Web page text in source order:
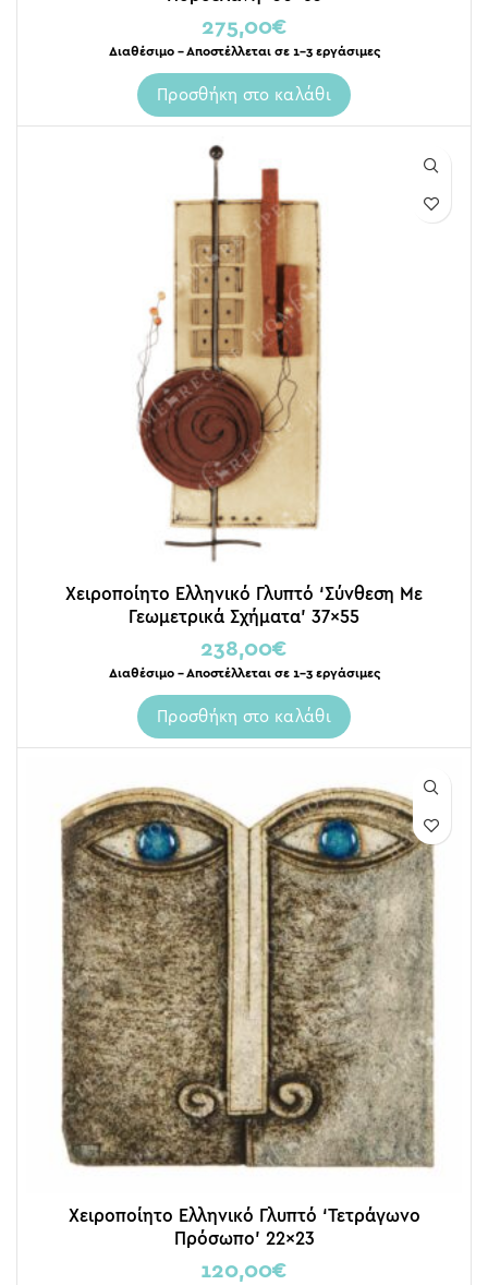
275,00€
Διαθέσιμο – Αποστέλλεται σε 1-3 εργάσιμες
Προσθήκη στο καλάθι
Χειροποίητο Ελληνικό Γλυπτό ‘Σύνθεση Με
Γεωμετρικά Σχήματα’ 37×55
238,00€
Διαθέσιμο – Αποστέλλεται σε 1-3 εργάσιμες
Προσθήκη στο καλάθι
Χειροποίητο Ελληνικό Γλυπτό ‘Τετράγωνο
Πρόσωπο’ 22×23
120,00€